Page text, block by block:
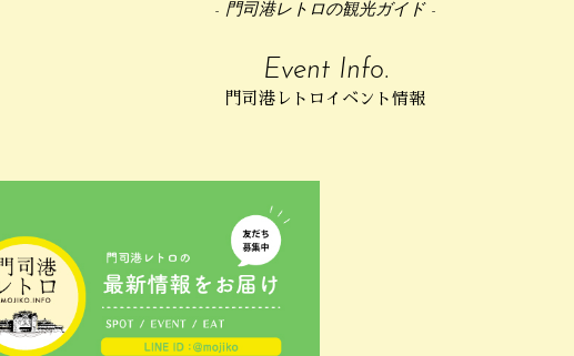
- 門司港レトロの観光ガイド -
Event Info.
門司港レトロイベント情報